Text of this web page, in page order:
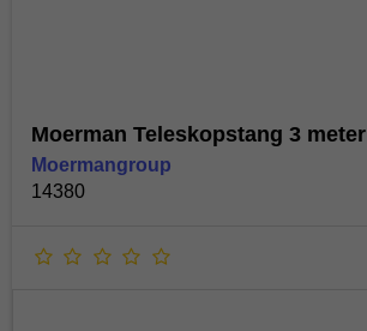
Moerman Teleskopstang 3 meter
Moermangroup
14380